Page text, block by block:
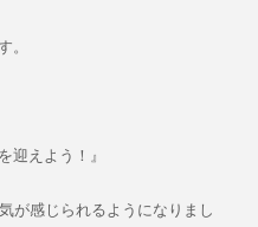
。
迎えよう！』
が感じられるようになりまし